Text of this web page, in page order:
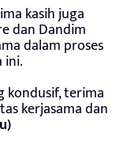
kasih juga
dan Dandim
dalam proses
ini.
kondusif, terima
kerjasama dan